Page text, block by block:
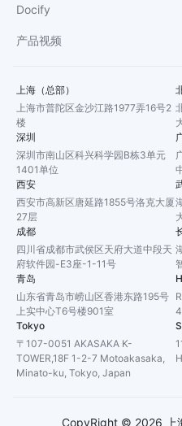
Docify
产品视频
上海（总部）
上海市普陀区金沙江路1977弄16号2
楼
深圳
深圳市南山区科兴科学园B栋3单元
1401单位
西安
西安市高新区唐延路1855号洛克大厦
27层
成都
四川省成都市武侯区天府大道中段天
府软件园-E3座-1-11号
青岛
山东省青岛市崂山区香港东路195号
上实中心T6号楼901室
Tokyo
〒107-0051 AKASAKA K-
TOWER,18F 1-2-7 Motoakasaka,
Minato-ku, Tokyo, Japan
CopyRight © 2026